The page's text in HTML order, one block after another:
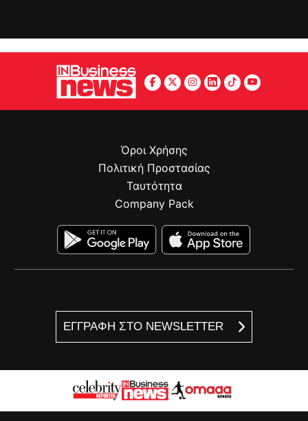
ΕΓΓΡΑΦΗ ΣΤΟ NEWSLETTER
Όροι Χρήσης
Πολιτική Προστασίας
Ταυτότητα
Company Pack